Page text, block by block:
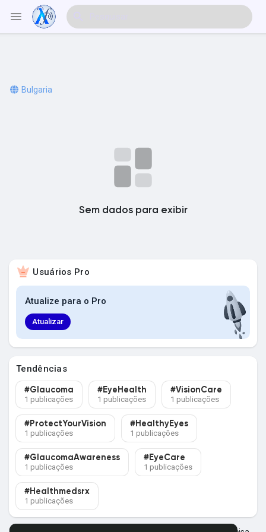
Explorar Artigos & Publicações
Meus Grupos
Páginas Curtidas
Postagens populares
Descubra Novas Postagens
Bulgaria
Sem dados para exibir
Usuários Pro
Atualize para o Pro
Atualizar
Tendências
#Glaucoma
1 publicações
#EyeHealth
1 publicações
#VisionCare
1 publicações
#ProtectYourVision
1 publicações
#HealthyEyes
1 publicações
#GlaucomaAwareness
1 publicações
#EyeCare
1 publicações
#Healthmedsrx
1 publicações